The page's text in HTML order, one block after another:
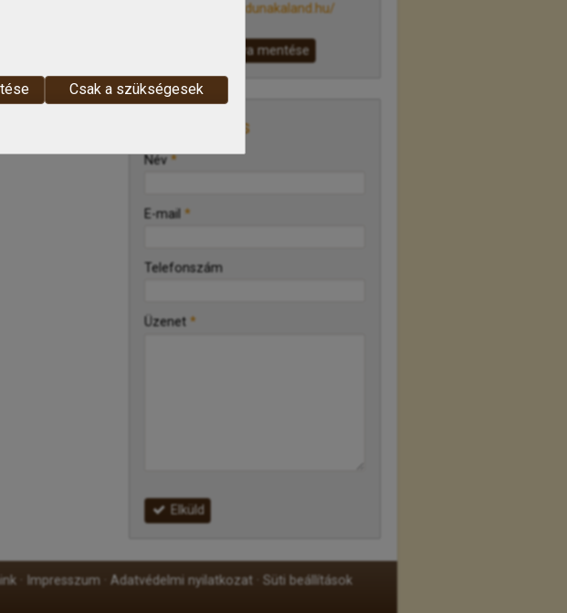
http://www.dunakaland.hu/
Névjegykártya mentése
Üzenetküldés
-
-
-
Név*
E-mail*
Telefonszám
Üzenet*
Elküld
Impresszum Adatvédelmi nyilatkozat
Süti beállítások
Csak a szükségesek